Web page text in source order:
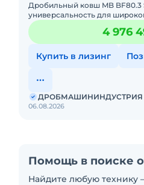
Дробильный ковш MB BF80.3
универсальность для
требуется надежное
условиях ограниченного про
4 976
Купить в лизинг
06.08.2026
ДРОБМАШИНИНДУСТРИЯ
Помощь в поиске
Найдите любую технику